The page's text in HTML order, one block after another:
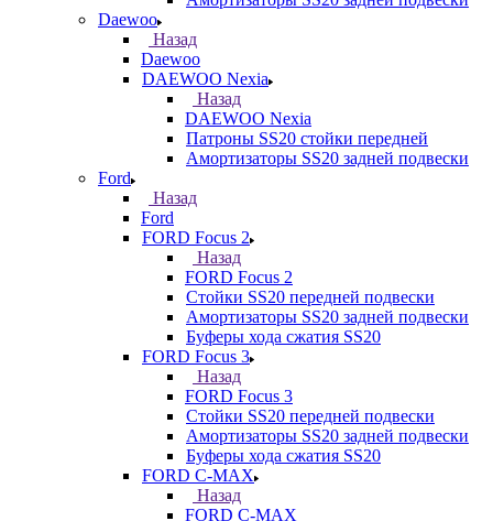
Daewoo
Назад
Daewoo
DAEWOO Nexia
Назад
DAEWOO Nexia
Патроны SS20 стойки передней
Амортизаторы SS20 задней подвески
Ford
Назад
Ford
FORD Focus 2
Назад
FORD Focus 2
Стойки SS20 передней подвески
Амортизаторы SS20 задней подвески
Буферы хода сжатия SS20
FORD Focus 3
Назад
FORD Focus 3
Стойки SS20 передней подвески
Амортизаторы SS20 задней подвески
Буферы хода сжатия SS20
FORD С-MAX
Назад
FORD С-MAX